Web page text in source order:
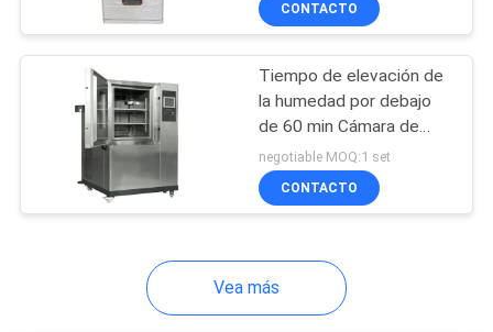
Máquina de prueba
del impacto de
Charpy
Máquina de prueba
CONTACTO
Tiempo de elevación de
la humedad por debajo
de 60 min Cámara de
simulación climática que
garantiza la fluctuación
de la temperatura
negotiable MOQ:1 set
CONTACTO
Vea más